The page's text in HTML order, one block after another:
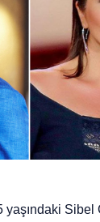
yaşındaki Sibel